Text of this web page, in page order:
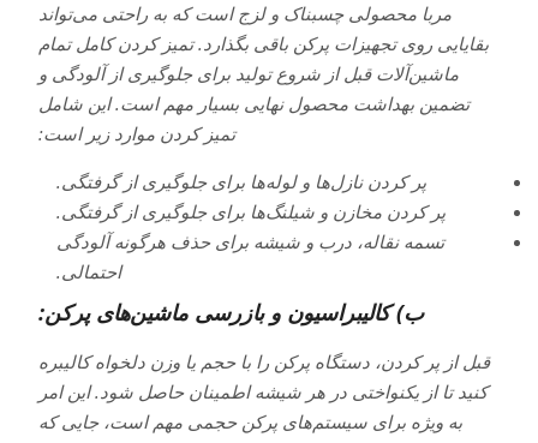
مربا محصولی چسبناک و لزج است که به راحتی می‌تواند
بقایایی روی تجهیزات پرکن باقی بگذارد. تمیز کردن کامل تمام
ماشین‌آلات قبل از شروع تولید برای جلوگیری از آلودگی و
تضمین بهداشت محصول نهایی بسیار مهم است. این شامل
تمیز کردن موارد زیر است:
پر کردن نازل‌ها و لوله‌ها برای جلوگیری از گرفتگی.
پر کردن مخازن و شیلنگ‌ها برای جلوگیری از گرفتگی.
تسمه نقاله، درب و شیشه برای حذف هرگونه آلودگی
احتمالی.
ب) کالیبراسیون و بازرسی ماشین‌های پرکن:
قبل از پر کردن، دستگاه پرکن را با حجم یا وزن دلخواه کالیبره
کنید تا از یکنواختی در هر شیشه اطمینان حاصل شود. این امر
به ویژه برای سیستم‌های پرکن حجمی مهم است، جایی که